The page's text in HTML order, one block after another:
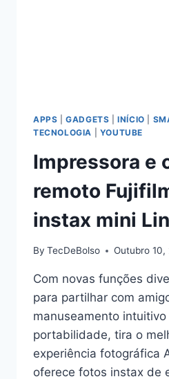
APPS |GADGETS |INÍCIO
TECNOLOGIA
YOUTUBE
Impressora e
remoto
instax mini
By TecDeBolso Outubro 10,
Com novas funções
para partilhar com
manuseamento
portabilidade, tira o
experiência fotográfica
oferece fotos instax de